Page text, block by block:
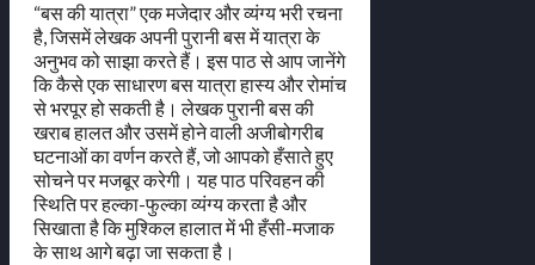
“बस की यात्रा” एक मजेदार और व्यंग्य भरी रचना
है, जिसमें लेखक अपनी पुरानी बस में यात्रा के
अनुभव को साझा करते हैं। इस पाठ से आप जानेंगे
कि कैसे एक साधारण बस यात्रा हास्य और रोमांच
से भरपूर हो सकती है। लेखक पुरानी बस की
खराब हालत और उसमें होने वाली अजीबोगरीब
घटनाओं का वर्णन करते हैं, जो आपको हँसाते हुए
सोचने पर मजबूर करेगी। यह पाठ परिवहन की
स्थिति पर हल्का-फुल्का व्यंग्य करता है और
सिखाता है कि मुश्किल हालात में भी हँसी-मजाक
के साथ आगे बढ़ा जा सकता है।